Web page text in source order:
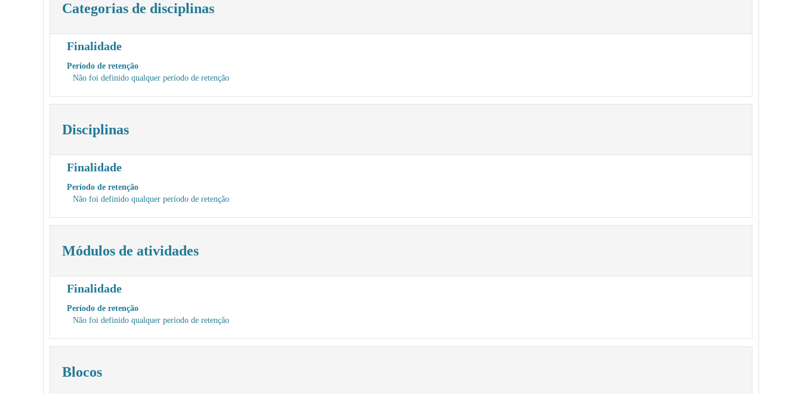
Categorias de disciplinas
Finalidade
Período de retenção
Não foi definido qualquer período de retenção
Disciplinas
Finalidade
Período de retenção
Não foi definido qualquer período de retenção
Módulos de atividades
Finalidade
Período de retenção
Não foi definido qualquer período de retenção
Blocos